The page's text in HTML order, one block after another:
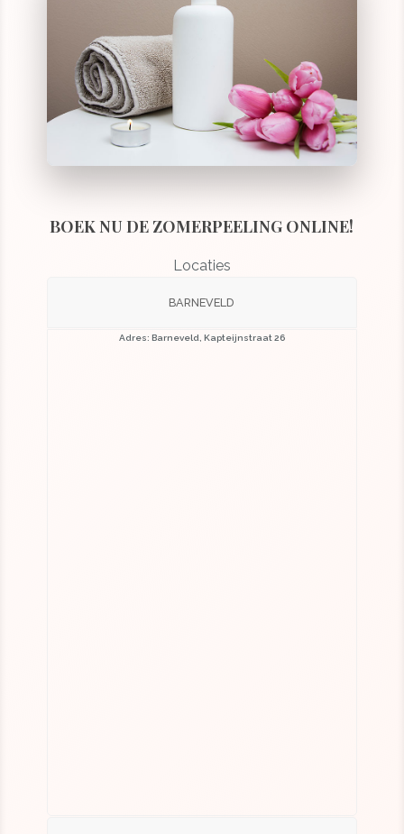
BOEK NU DE ZOMERPEELING ONLINE!
Locaties
BARNEVELD
Adres: Barneveld, Kapteijnstraat 26